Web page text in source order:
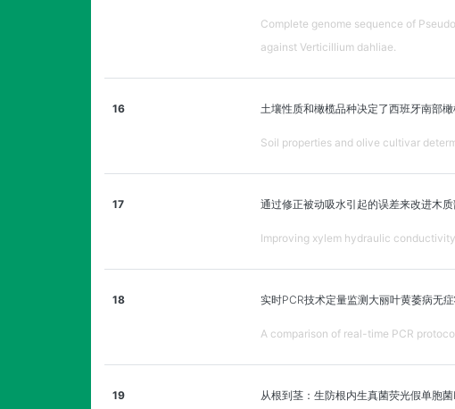
Complete genome sequence of
against Verticillium dahliae.
16 土壤性质和橄榄品种决定了西班牙南部
Soil properties and olive cultivar
17 通过修正被动吸水引起的误差来改进木质
Improving xylem hydraulic
18 实时PCR技术定量监测大丽叶黄萎病无症
A comparison of real-time PCR
19 从根到茎：生防根内生真菌荧光假单胞